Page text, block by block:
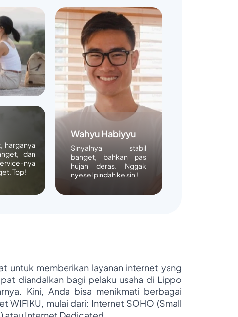
Wahyu Habiyyu
Sinyalnya stabil
banget, bahkan pas
hujan deras. Nggak
nyesel pindah ke sini!
harganya
dan
nya
Top!
untuk memberikan layanan internet yang
diandalkan bagi pelaku usaha di Lippo
Kini, Anda bisa menikmati berbagai
WIFIKU, mulai dari: Internet SOHO (Small